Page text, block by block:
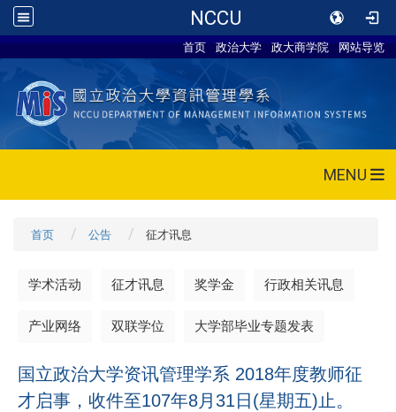
NCCU
首页 政治大学 政大商学院 网站导览
MENU
首页 公告 征才讯息
学术活动 征才讯息 奖学金 行政相关讯息
产业网络 双联学位 大学部毕业专题发表
国立政治大学资讯管理学系 2018年度教师征
才启事，收件至107年8月31日(星期五)止。